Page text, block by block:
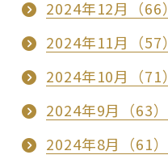
2024年12月（66）
2024年11月（57）
2024年10月（71）
2024年9月（63）
2024年8月（61）